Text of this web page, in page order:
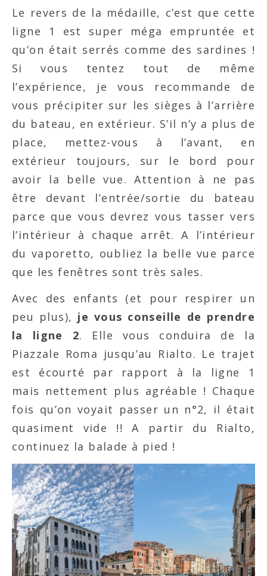
Le revers de la médaille, c’est que cette
ligne 1 est super méga empruntée et
qu’on était serrés comme des sardines !
Si vous tentez tout de même
l’expérience, je vous recommande de
vous précipiter sur les sièges à l’arrière
du bateau, en extérieur. S’il n’y a plus de
place, mettez-vous à l’avant, en
extérieur toujours, sur le bord pour
avoir la belle vue. Attention à ne pas
être devant l’entrée/sortie du bateau
parce que vous devrez vous tasser vers
l’intérieur à chaque arrêt. A l’intérieur
du vaporetto, oubliez la belle vue parce
que les fenêtres sont très sales.
Avec des enfants (et pour respirer un
peu plus), je vous conseille de prendre
la ligne 2. Elle vous conduira de la
Piazzale Roma jusqu’au Rialto. Le trajet
est écourté par rapport à la ligne 1
mais nettement plus agréable ! Chaque
fois qu’on voyait passer un n°2, il était
quasiment vide !! A partir du Rialto,
continuez la balade à pied !